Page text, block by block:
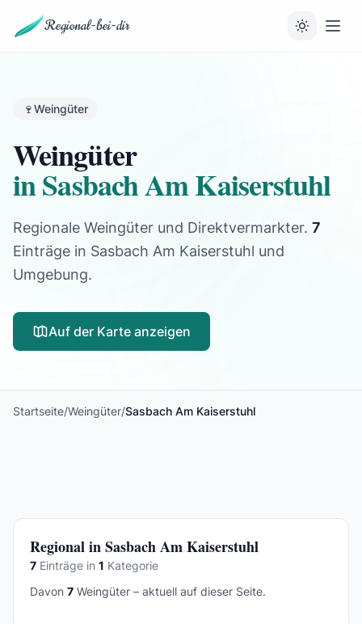
Regional-bei-dir
🍷Weingüter
Weingüter
in Sasbach Am Kaiserstuhl
Regionale Weingüter und Direktvermarkter. 7
Einträge in Sasbach Am Kaiserstuhl und
Umgebung.
Auf der Karte anzeigen
Startseite/Weingüter/Sasbach Am Kaiserstuhl
Regional in Sasbach Am Kaiserstuhl
7 Einträge in 1 Kategorie
Davon 7 Weingüter – aktuell auf dieser Seite.